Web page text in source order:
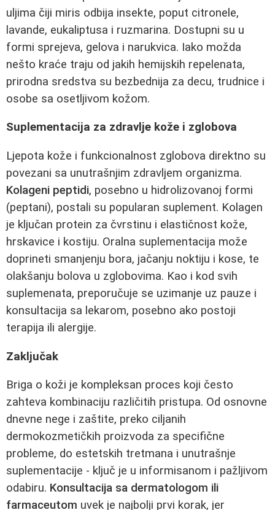
uljima čiji miris odbija insekte, poput citronele,
lavande, eukaliptusa i ruzmarina. Dostupni su u
formi sprejeva, gelova i narukvica. Iako možda
nešto kraće traju od jakih hemijskih repelenata,
prirodna sredstva su bezbednija za decu, trudnice i
osobe sa osetljivom kožom.
Suplementacija za zdravlje kože i zglobova
Ljepota kože i funkcionalnost zglobova direktno su
povezani sa unutrašnjim zdravljem organizma.
Kolageni peptidi, posebno u hidrolizovanoj formi
(peptani), postali su popularan suplement. Kolagen
je ključan protein za čvrstinu i elastičnost kože,
hrskavice i kostiju. Oralna suplementacija može
doprineti smanjenju bora, jačanju noktiju i kose, te
olakšanju bolova u zglobovima. Kao i kod svih
suplemenata, preporučuje se uzimanje uz pauze i
konsultacija sa lekarom, posebno ako postoji
terapija ili alergije.
Zaključak
Briga o koži je kompleksan proces koji često
zahteva kombinaciju različitih pristupa. Od osnovne
dnevne nege i zaštite, preko ciljanih
dermokozmetičkih proizvoda za specifične
probleme, do estetskih tretmana i unutrašnje
suplementacije - ključ je u informisanom i pažljivom
odabiru. Konsultacija sa dermatologom ili
farmaceutom uvek je najbolji prvi korak, jer